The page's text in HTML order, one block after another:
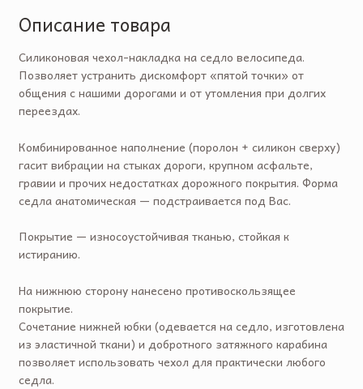
Описание товара
Силиконовая чехол-накладка на седло велосипеда.
Позволяет устранить дискомфорт «пятой точки» от
общения с нашими дорогами и от утомления при долгих
переездах.
Комбинированное наполнение (поролон + силикон сверху)
гасит вибрации на стыках дороги, крупном асфальте,
гравии и прочих недостатках дорожного покрытия. Форма
седла анатомическая — подстраивается под Вас.
Покрытие — износоустойчивая тканью, стойкая к
истиранию.
На нижнюю сторону нанесено противоскользящее
покрытие.
Сочетание нижней юбки (одевается на седло, изготовлена
из эластичной ткани) и добротного затяжного карабина
позволяет использовать чехол для практически любого
седла.